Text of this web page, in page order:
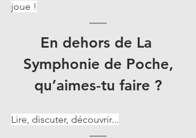
joue !
En dehors de La
Symphonie de Poche,
qu’aimes-tu faire ?
Lire, discuter, découvrir...